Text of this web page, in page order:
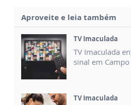
Aproveite e leia também
TV Imaculada
TV Imaculada
sinal em
TV Imaculada